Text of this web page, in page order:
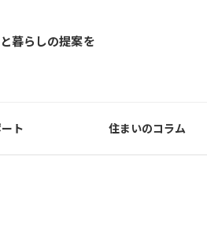
暮らしの提案を
ト 住まいのコラム